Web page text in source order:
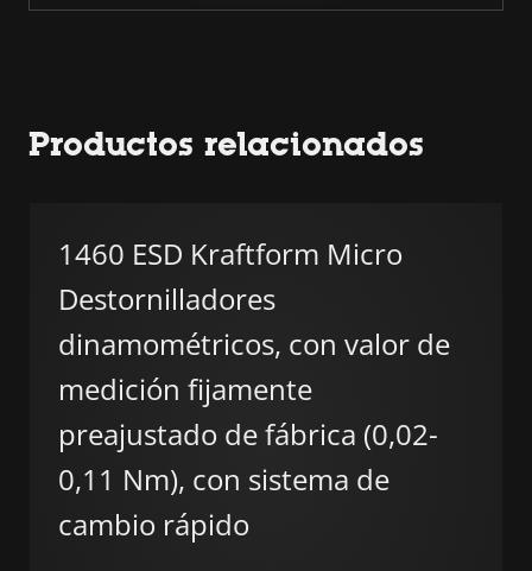
Productos relacionados
1460 ESD Kraftform Micro
Destornilladores
dinamométricos, con valor de
medición fijamente
preajustado de fábrica (0,02-
0,11 Nm), con sistema de
cambio rápido